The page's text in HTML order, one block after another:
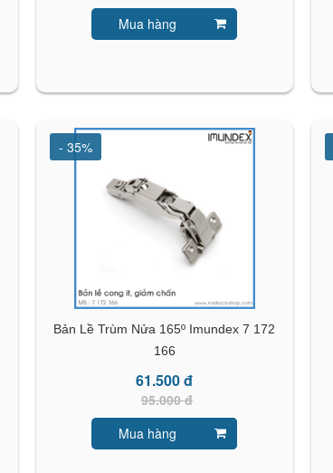
Mua hàng
- 35%
Bản Lề Trùm Nửa 165º Imundex 7 172
166
61.500 đ
95.000 đ
Mua hàng